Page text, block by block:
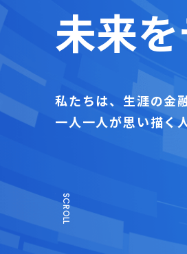
未来
私たちは、生涯の金
一人一人が思い描く
SCROLL